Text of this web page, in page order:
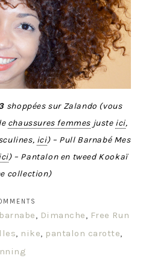
shoppées sur Zalando (vous
chaussures femmesjuste ici,
ici) – Pull Barnabé Mes
) – Pantalon en tweed Kookaï
collection)
barnabe, Dimanche, Free Run
, nike, pantalon carotte,